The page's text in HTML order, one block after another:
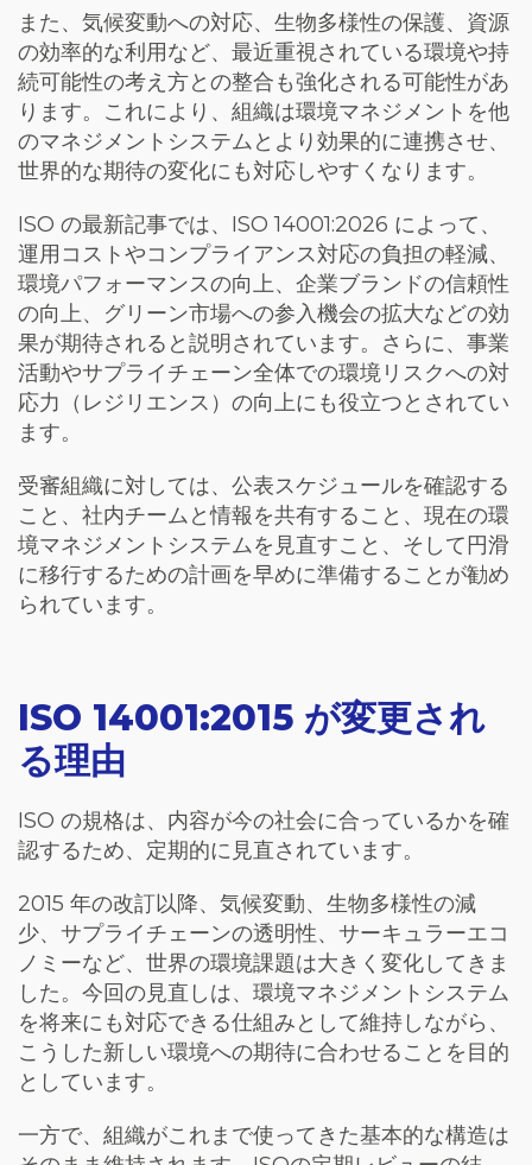
また、気候変動への対応、生物多様性の保護、資源
の効率的な利用など、最近重視されている環境や持
続可能性の考え方との整合も強化される可能性があ
ります。これにより、組織は環境マネジメントを他
のマネジメントシステムとより効果的に連携させ、
世界的な期待の変化にも対応しやすくなります。
ISO の最新記事では、ISO 14001:2026 によって、
運用コストやコンプライアンス対応の負担の軽減、
環境パフォーマンスの向上、企業ブランドの信頼性
の向上、グリーン市場への参入機会の拡大などの効
果が期待されると説明されています。さらに、事業
活動やサプライチェーン全体での環境リスクへの対
応力（レジリエンス）の向上にも役立つとされてい
ます。
受審組織に対しては、公表スケジュールを確認する
こと、社内チームと情報を共有すること、現在の環
境マネジメントシステムを見直すこと、そして円滑
に移行するための計画を早めに準備することが勧め
られています。
ISO 14001:2015 が変更され
る理由
ISO の規格は、内容が今の社会に合っているかを確
認するため、定期的に見直されています。
2015 年の改訂以降、気候変動、生物多様性の減
少、サプライチェーンの透明性、サーキュラーエコ
ノミーなど、世界の環境課題は大きく変化してきま
した。今回の見直しは、環境マネジメントシステム
を将来にも対応できる仕組みとして維持しながら、
こうした新しい環境への期待に合わせることを目的
としています。
一方で、組織がこれまで使ってきた基本的な構造は